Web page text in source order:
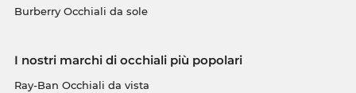
Burberry Occhiali da sole
I nostri marchi di occhiali più popolari
Ray-Ban Occhiali da vista